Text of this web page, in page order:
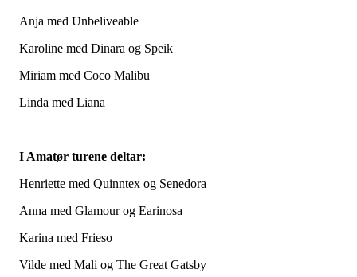
Anja med Unbeliveable
Karoline med Dinara og Speik
Miriam med Coco Malibu
Linda med Liana
I Amatør turene deltar:
Henriette med Quinntex og Senedora
Anna med Glamour og Earinosa
Karina med Frieso
Vilde med Mali og The Great Gatsby